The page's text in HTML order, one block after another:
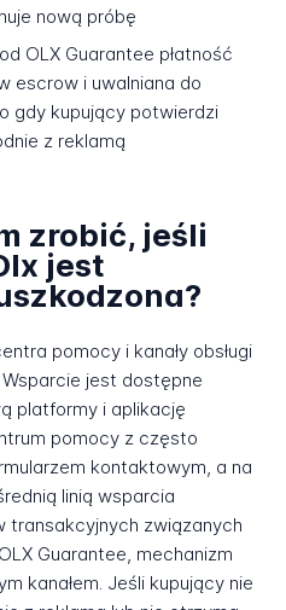
nową próbę
OLX Guarantee płatność
escrow i uwalniana do
gdy kupujący potwierdzi
z reklamą
zrobić, jeśli
jest
pomocy i kanały obsługi
jest dostępne
platformy i aplikację
pomocy z często
kontaktowym, a na
linią wsparcia
transakcyjnych związanych
Guarantee, mechanizm
kanałem. Jeśli kupujący nie